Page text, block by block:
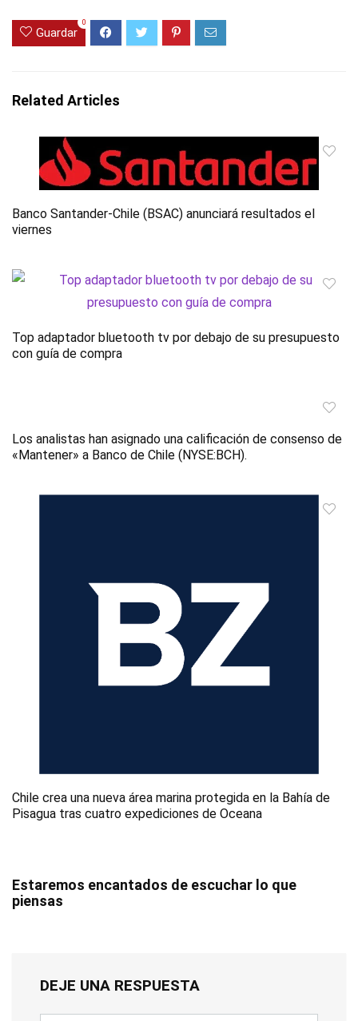
Guardar
0
Related Articles
Banco Santander-Chile (BSAC) anunciará resultados el
viernes
Top adaptador bluetooth tv por debajo de su presupuesto
con guía de compra
Los analistas han asignado una calificación de consenso de
«Mantener» a Banco de Chile (NYSE:BCH).
Chile crea una nueva área marina protegida en la Bahía de
Pisagua tras cuatro expediciones de Oceana
Estaremos encantados de escuchar lo que
piensas
DEJE UNA RESPUESTA